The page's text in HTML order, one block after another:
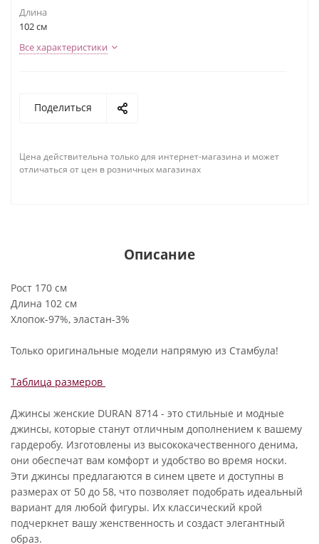
Длина
102 см
Все характеристики
Поделиться
Цена действительна только для интернет-магазина и может
отличаться от цен в розничных магазинах
Описание
Рост 170 см
Длина 102 см
Хлопок-97%, эластан-3%
Только оригинальные модели напрямую из Стамбула!
Таблица размеров
Джинсы женские DURAN 8714 - это стильные и модные
джинсы, которые станут отличным дополнением к вашему
гардеробу. Изготовлены из высококачественного денима,
они обеспечат вам комфорт и удобство во время носки.
Эти джинсы предлагаются в синем цвете и доступны в
размерах от 50 до 58, что позволяет подобрать идеальный
вариант для любой фигуры. Их классический крой
подчеркнет вашу женственность и создаст элегантный
образ.